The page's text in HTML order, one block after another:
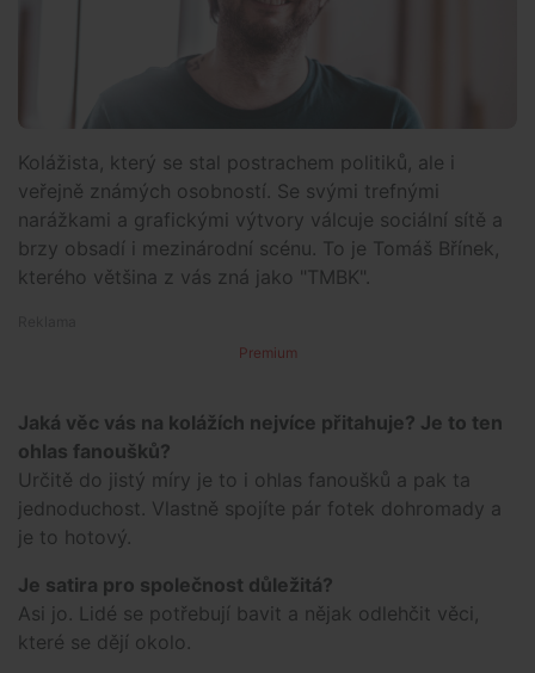
Kolážista, který se stal postrachem politiků, ale i
veřejně známých osobností. Se svými trefnými
narážkami a grafickými výtvory válcuje sociální sítě a
brzy obsadí i mezinárodní scénu. To je Tomáš Břínek,
kterého většina z vás zná jako "TMBK".
Premium
Jaká věc vás na kolážích nejvíce přitahuje? Je to ten
ohlas fanoušků?
Určitě do jistý míry je to i ohlas fanoušků a pak ta
jednoduchost. Vlastně spojíte pár fotek dohromady a
je to hotový.
Je satira pro společnost důležitá?
Asi jo. Lidé se potřebují bavit a nějak odlehčit věci,
které se dějí okolo.